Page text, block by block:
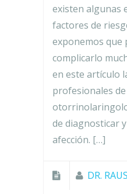
existen algunas
factores de
exponemos que
complicarlo
en este artículo
profesionales
de diagnosticar
afección. […]
DR.